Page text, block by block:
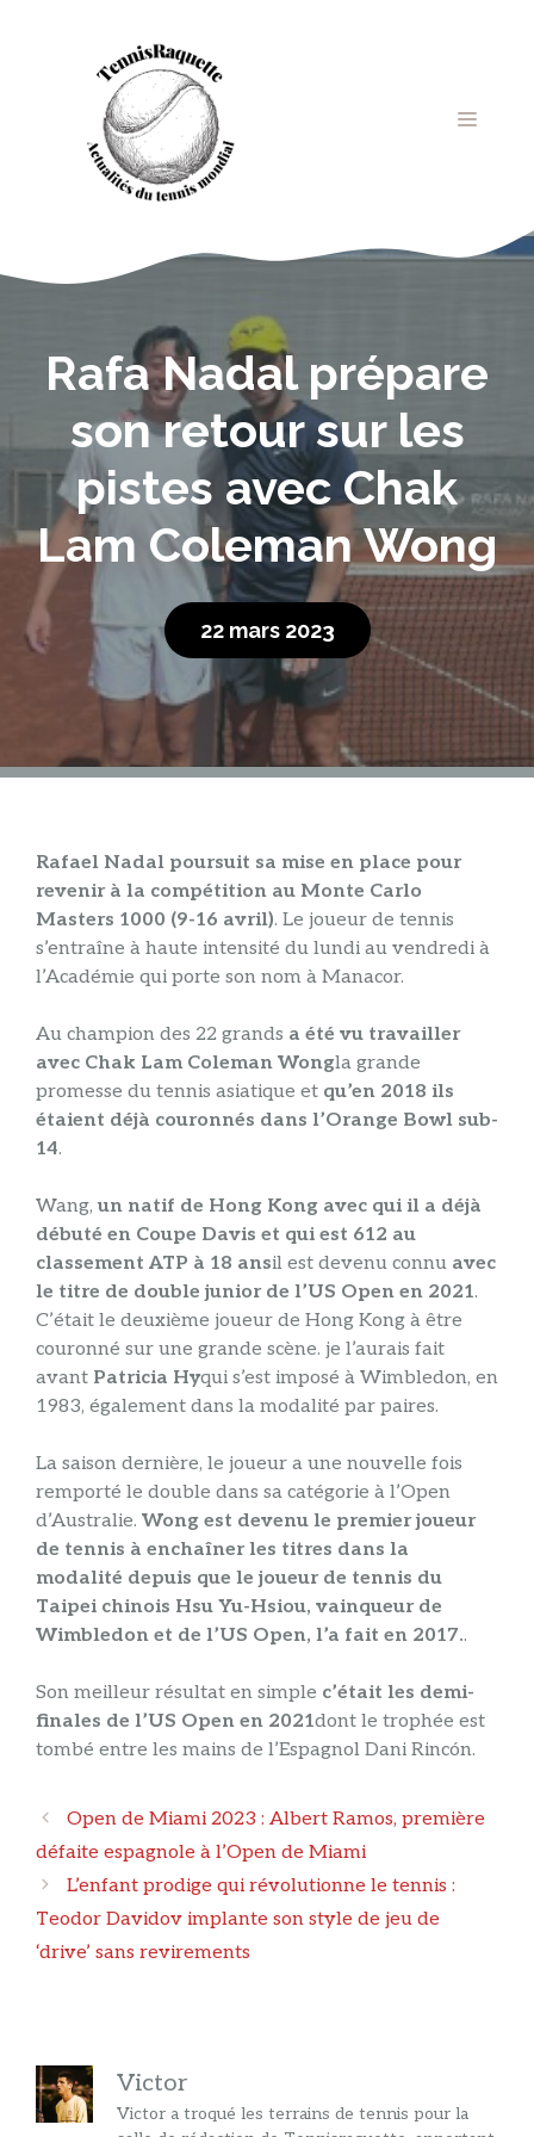
MENU
Rafa Nadal prépare
son retour sur les
pistes avec Chak
Lam Coleman Wong
22 mars 2023
Rafael Nadal poursuit sa mise en place pour
revenir à la compétition au Monte Carlo
Masters 1000 (9-16 avril). Le joueur de tennis
s’entraîne à haute intensité du lundi au vendredi à
l’Académie qui porte son nom à Manacor.
Au champion des 22 grands a été vu travailler
avec Chak Lam Coleman Wongla grande
promesse du tennis asiatique et qu’en 2018 ils
étaient déjà couronnés dans l’Orange Bowl sub-
14.
Wang,un natif de Hong Kong avec qui il a déjà
débuté en Coupe Davis et qui est 612 au
classement ATP à 18 ansil est devenu connu avec
le titre de double junior de l’US Open en 2021.
C’était le deuxième joueur de Hong Kong à être
couronné sur une grande scène. je l’aurais fait
avant Patricia Hyqui s’est imposé à Wimbledon, en
1983, également dans la modalité par paires.
La saison dernière, le joueur a une nouvelle fois
remporté le double dans sa catégorie à l’Open
d’Australie. Wong est devenu le premier joueur
de tennis à enchaîner les titres dans la
modalité depuis que le joueur de tennis du
Taipei chinois Hsu Yu-Hsiou, vainqueur de
Wimbledon et de l’US Open, l’a fait en 2017..
Son meilleur résultat en simple c’était les demi-
finales de l’US Open en 2021dont le trophée est
tombé entre les mains de l’Espagnol Dani Rincón.
Navigation
des
articles
Open de Miami 2023 : Albert Ramos, première
défaite espagnole à l’Open de Miami
L’enfant prodige qui révolutionne le tennis :
Teodor Davidov implante son style de jeu de
‘drive’ sans revirements
Victor
Victor a troqué les terrains de tennis pour la